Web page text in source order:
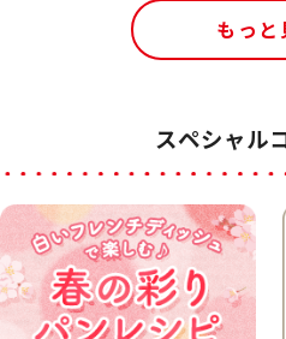
もっと
スペシャル